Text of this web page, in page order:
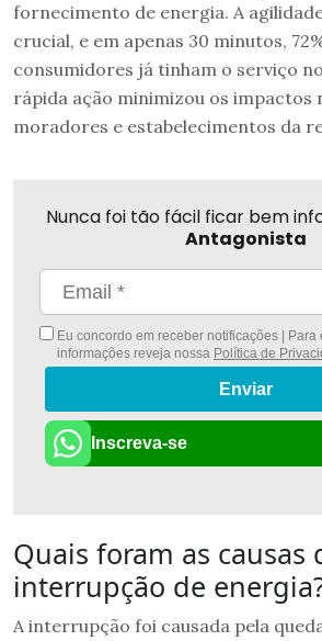
fornecimento de energia. A
crucial, e em apenas 30 minutos,
consumidores já tinham o serviço
rápida ação minimizou os impactos
moradores e estabelecimentos da
Nunca foi tão fácil ficar bem
Antagonista
Eu concordo em receber notificações | Para
informações reveja nossa Política de
Enviar
Inscreva-se
Quais foram as causas
interrupção de
A interrupção foi causada pela